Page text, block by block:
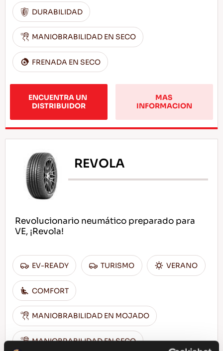
DURABILIDAD
MANIOBRABILIDAD EN SECO
FRENADA EN SECO
ENCUENTRA UN
DISTRIBUIDOR
MAS
INFORMACION
REVOLA
Revolucionario neumático preparado para
VE, ¡Revola!
EV-READY TURISMO VERANO
COMFORT
MANIOBRABILIDAD EN MOJADO
MANIOBRABILIDAD EN SECO